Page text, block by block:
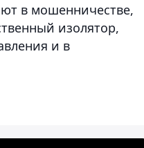
в мошенничестве,
изолятор,
и в